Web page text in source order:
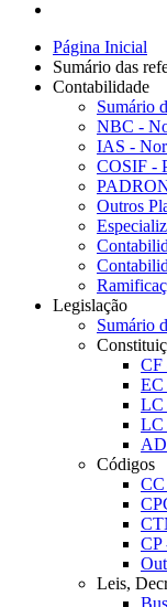
Página Inicial
Sumário das
Contabilidade
Sumário
NBC -
IAS -
COSIF -
Outros
Legislação
Sumário
CF
EC
LC
LC
Códigos
CP
Leis,